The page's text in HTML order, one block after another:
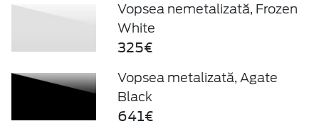
Vopsea nemetalizată, Frozen
White
325€
Vopsea metalizată, Agate
Black
641€